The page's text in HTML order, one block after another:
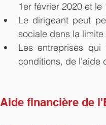
1er février 2020 et le
Le dirigeant peut
sociale dans la limite
Les entreprises qui
conditions, de l'aide
Aide financière de